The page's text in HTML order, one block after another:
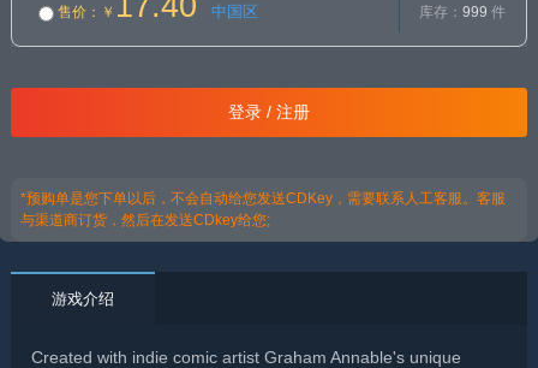
售价 ：￥ 中国区 库存： 999 件
登录 / 注册
*预购单是您下单以后，不会自动给您发送CDKey，需要联系人工客服。客服
与渠道商订货，然后在发送CDkey给您;
游戏介绍
Created with indie comic artist Graham Annable's unique